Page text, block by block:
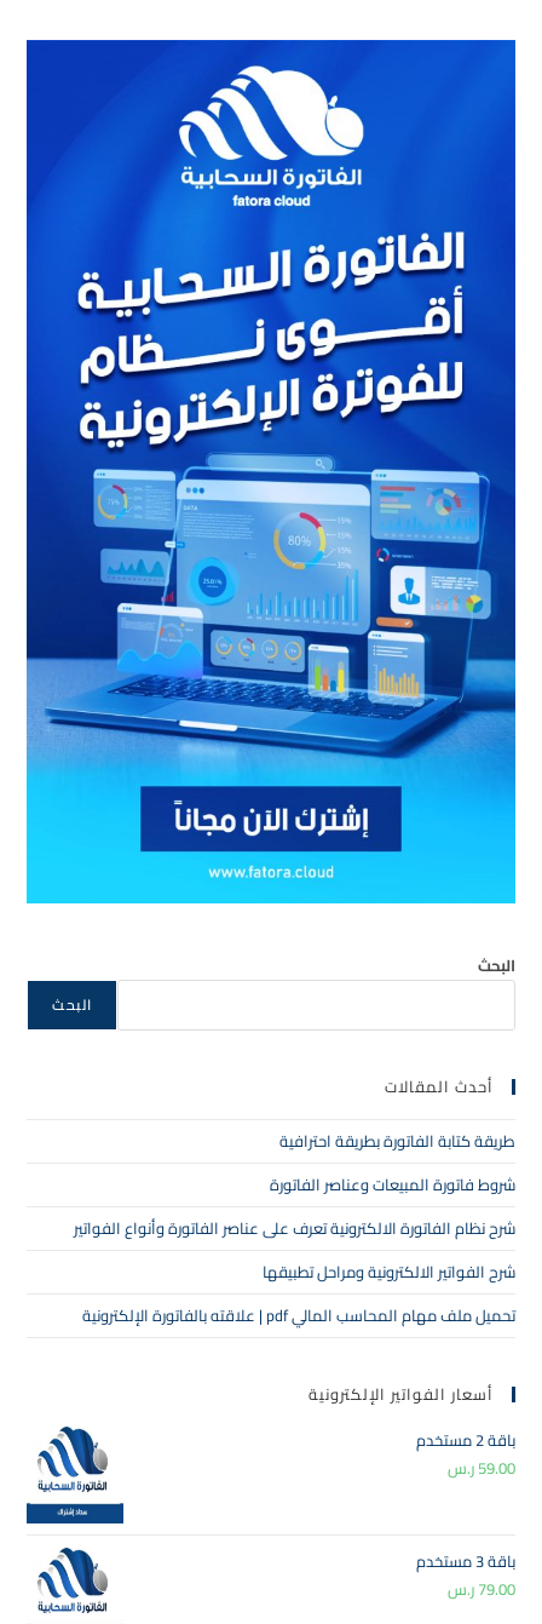
البحث
البحث
أحدث المقالات
طريقة كتابة الفاتورة بطريقة احترافية
شروط فاتورة المبيعات وعناصر الفاتورة
شرح نظام الفاتورة الالكترونية تعرف على عناصر الفاتورة وأنواع الفواتير
شرح الفواتير الالكترونية ومراحل تطبيقها
تحميل ملف مهام المحاسب المالي pdf | علاقته بالفاتورة الإلكترونية
أسعار الفواتير الإلكترونية
باقة 2 مستخدم
59.00ر.س
باقة 3 مستخدم
79.00ر.س